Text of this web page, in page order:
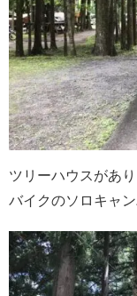
ツリーハウスがあり
バイクのソロキャ